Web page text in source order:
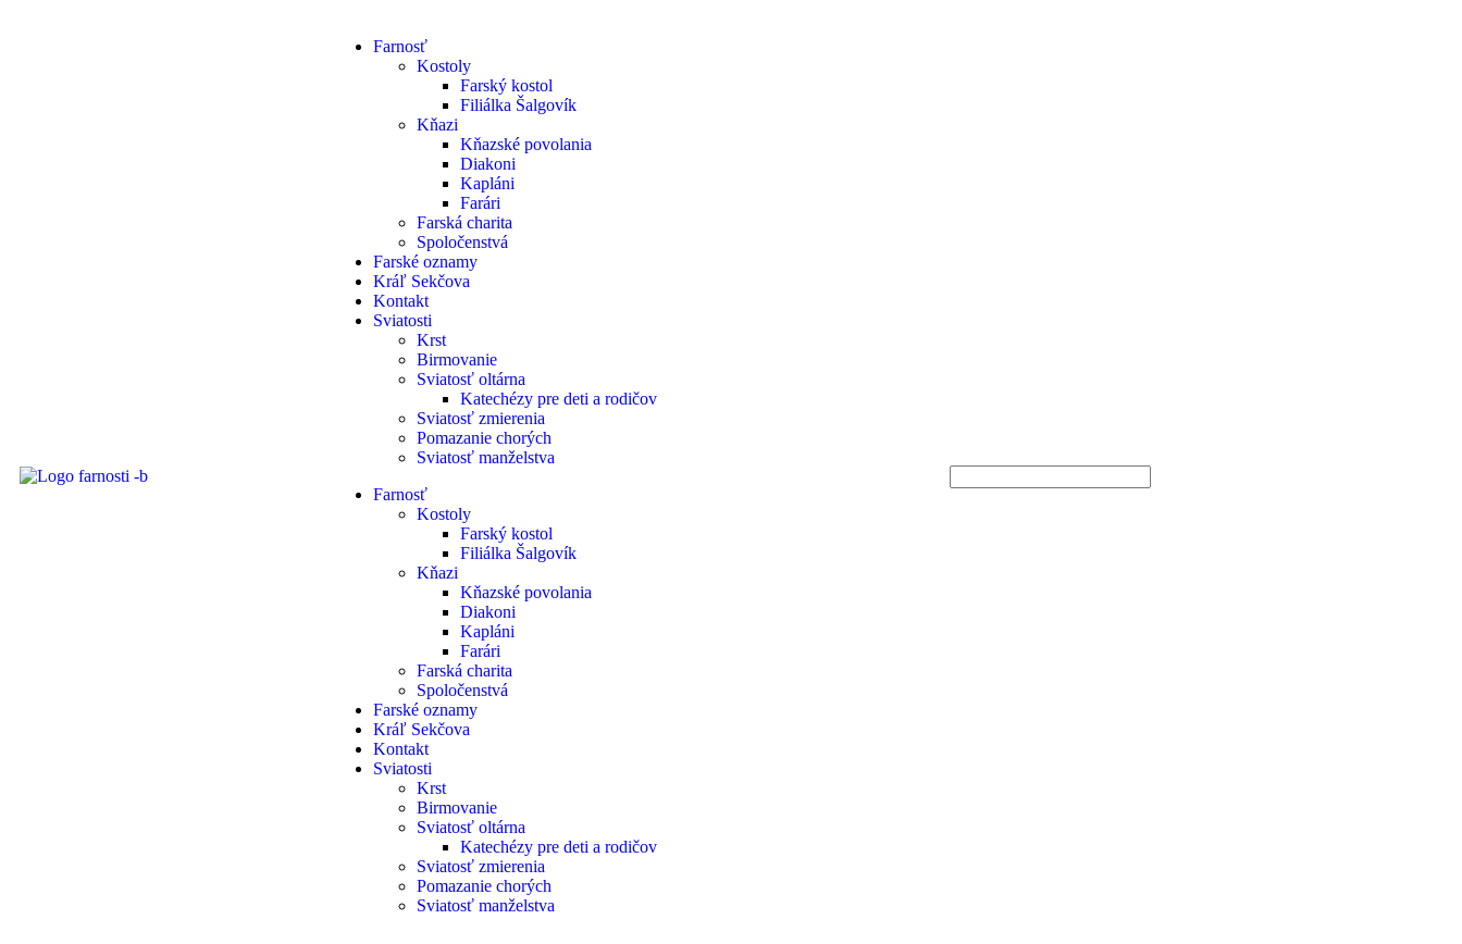
Farnosť
Kostoly
Farský kostol
Filiálka Šalgovík
Kňazi
Kňazské povolania
Diakoni
Kapláni
Farári
Farská charita
Spoločenstvá
Farské oznamy
Kráľ Sekčova
Kontakt
Sviatosti
Krst
Birmovanie
Sviatosť oltárna
Katechézy pre deti a rodičov
Sviatosť zmierenia
Pomazanie chorých
Sviatosť manželstva
Farnosť
Kostoly
Farský kostol
Filiálka Šalgovík
Kňazi
Kňazské povolania
Diakoni
Kapláni
Farári
Farská charita
Spoločenstvá
Farské oznamy
Kráľ Sekčova
Kontakt
Sviatosti
Krst
Birmovanie
Sviatosť oltárna
Katechézy pre deti a rodičov
Sviatosť zmierenia
Pomazanie chorých
Sviatosť manželstva